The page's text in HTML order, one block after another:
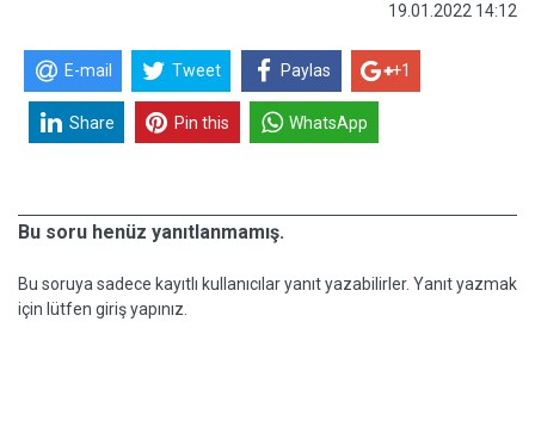
19.01.2022 14:12
E-mail Tweet Paylas +1
Share Pin this WhatsApp
Bu soru henüz yanıtlanmamış.
Bu soruya sadece kayıtlı kullanıcılar yanıt yazabilirler. Yanıt yazmak
için lütfen giriş yapınız.